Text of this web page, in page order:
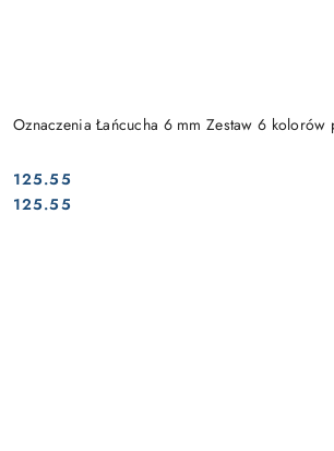
Oznaczenia Łańcucha 6 mm Zestaw 6 kolorów
Cena:
125.55
Cena:
125.55